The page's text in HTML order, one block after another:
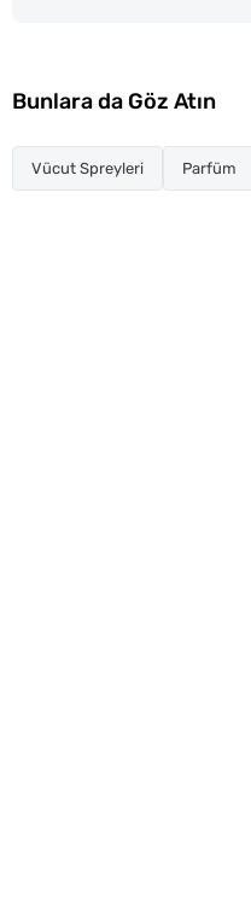
Bunlara da Göz Atın
Vücut Spreyleri Parfüm